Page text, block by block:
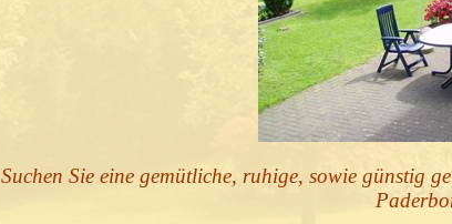
Suchen Sie eine gemütliche, ruhige, sowie günstig